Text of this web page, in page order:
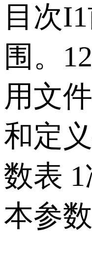
目次
围。
用文
和定
数表
本参数